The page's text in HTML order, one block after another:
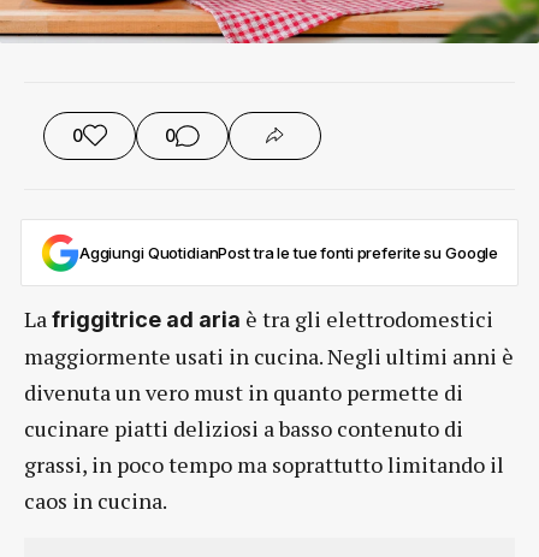
0 0
Aggiungi QuotidianPost tra le tue fonti preferite su Google
Lafriggitrice ad aria è tra gli elettrodomestici
maggiormente usati in cucina. Negli ultimi anni è
divenuta un vero must in quanto permette di
cucinare piatti deliziosi a basso contenuto di
grassi, in poco tempo ma soprattutto limitando il
caos in cucina.